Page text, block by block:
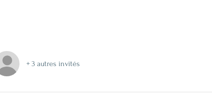
+ 3 autres invités